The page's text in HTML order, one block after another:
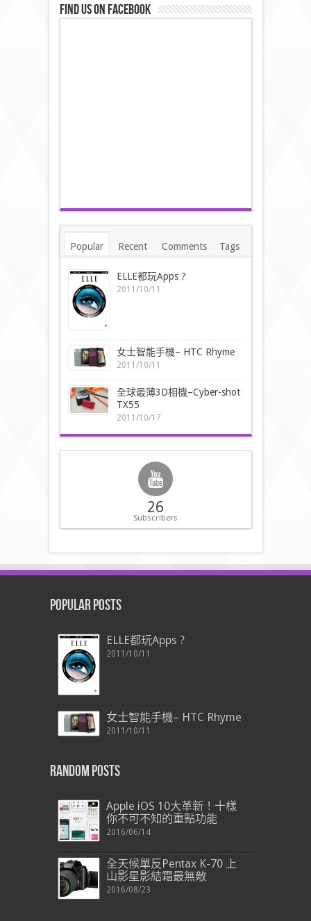
Find us on Facebook
Popular Recent Comments Tags
ELLE都玩Apps ?
2011/10/11
女士智能手機– HTC Rhyme
2011/10/11
全球最薄3D相機–Cyber-shot
TX55
2011/10/17
26
Subscribers
Popular Posts
ELLE都玩Apps ?
2011/10/11
女士智能手機– HTC Rhyme
2011/10/11
Random Posts
Apple iOS 10大革新！十樣
你不可不知的重點功能
2016/06/14
全天候單反Pentax K-70 上
山影星影結霜最無敵
2016/08/23